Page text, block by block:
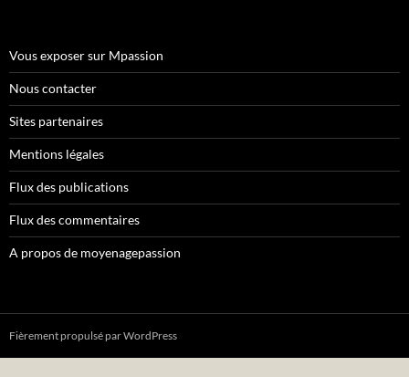
Vous exposer sur Mpassion
Nous contacter
Sites partenaires
Mentions légales
Flux des publications
Flux des commentaires
A propos de moyenagepassion
Fièrement propulsé par WordPress